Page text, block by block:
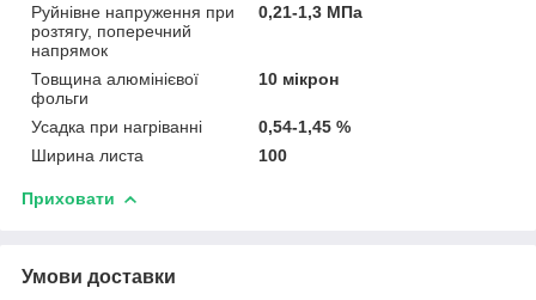
Руйнівне напруження при
розтягу, поперечний
напрямок
0,21-1,3 МПа
Товщина алюмінієвої
фольги
10 мікрон
Усадка при нагріванні
0,54-1,45 %
Ширина листа
100
Приховати
Умови доставки